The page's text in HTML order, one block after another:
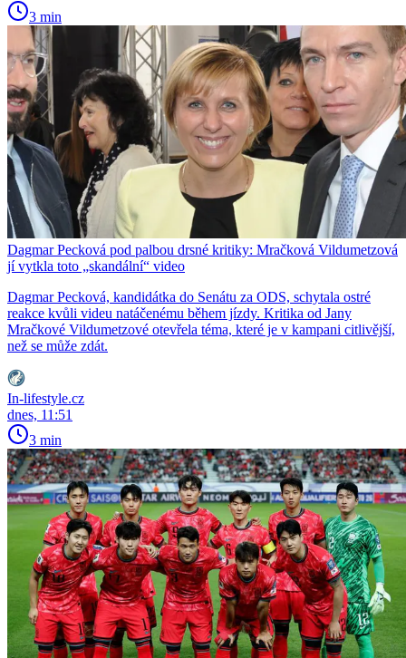
3 min
Dagmar Pecková pod palbou drsné kritiky: Mračková Vildumetzová
jí vytkla toto „skandální“ video
Dagmar Pecková, kandidátka do Senátu za ODS, schytala ostré
reakce kvůli videu natáčenému během jízdy. Kritika od Jany
Mračkové Vildumetzové otevřela téma, které je v kampani citlivější,
než se může zdát.
In-lifestyle.cz
dnes, 11:51
3 min